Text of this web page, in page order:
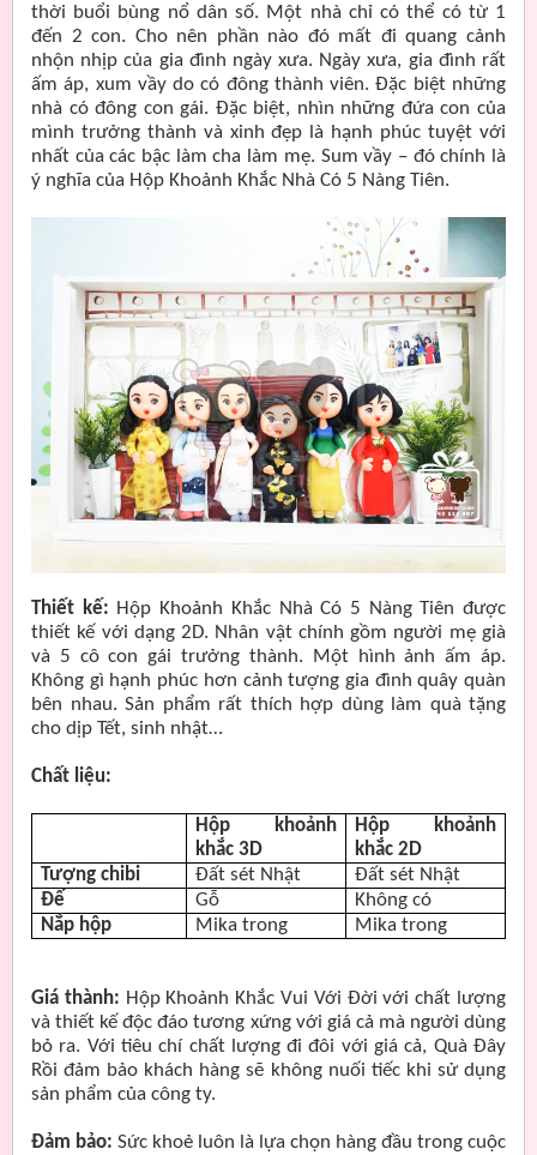
thời buổi bùng nổ dân số. Một nhà chỉ có thể có từ 1
đến 2 con. Cho nên phần nào đó mất đi quang cảnh
nhộn nhịp của gia đình ngày xưa. Ngày xưa, gia đình rất
ấm áp, xum vầy do có đông thành viên. Đặc biệt những
nhà có đông con gái. Đặc biệt, nhìn những đứa con của
mình trưởng thành và xinh đẹp là hạnh phúc tuyệt với
nhất của các bậc làm cha làm mẹ. Sum vầy – đó chính là
ý nghĩa của Hộp Khoảnh Khắc Nhà Có 5 Nàng Tiên.
Thiết kế: Hộp Khoảnh Khắc Nhà Có 5 Nàng Tiên được
thiết kế với dạng 2D. Nhân vật chính gồm người mẹ già
và 5 cô con gái trưởng thành. Một hình ảnh ấm áp.
Không gì hạnh phúc hơn cảnh tượng gia đình quây quàn
bên nhau. Sản phẩm rất thích hợp dùng làm quà tặng
cho dịp Tết, sinh nhật…
Chất liệu:
Hộp khoảnh
khắc 3D
Hộp khoảnh
khắc 2D
Tượng chibi
Đất sét Nhật
Đất sét Nhật
Đế
Gỗ
Không có
Nắp hộp
Mika trong Mika trong
Giá thành: Hộp Khoảnh Khắc Vui Với Đời với chất lượng
và thiết kế độc đáo tương xứng với giá cả mà người dùng
bỏ ra. Với tiêu chí chất lượng đi đôi với giá cả, Quà Đây
Rồi đảm bảo khách hàng sẽ không nuối tiếc khi sử dụng
sản phẩm của công ty.
Đảm bảo: Sức khoẻ luôn là lựa chọn hàng đầu trong cuộc